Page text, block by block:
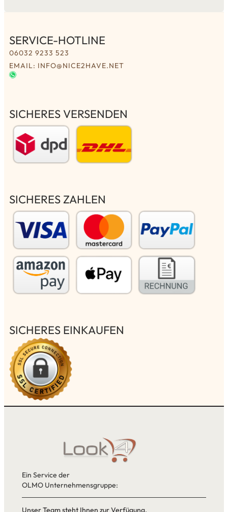
SERVICE-HOTLINE
06032 9233 523
EMAIL: INFO@NICE2HAVE.NET
SICHERES VERSENDEN
SICHERES ZAHLEN
SICHERES EINKAUFEN
Ein Service der
OLMO Unternehmensgruppe:
Unser Team steht Ihnen zur Verfügung.